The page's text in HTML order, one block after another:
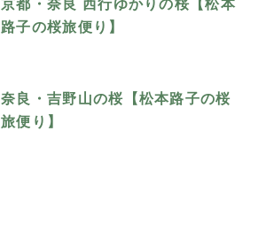
京都・奈良 西行ゆかりの桜【松本
路子の桜旅便り】
奈良・吉野山の桜【松本路子の桜
旅便り】